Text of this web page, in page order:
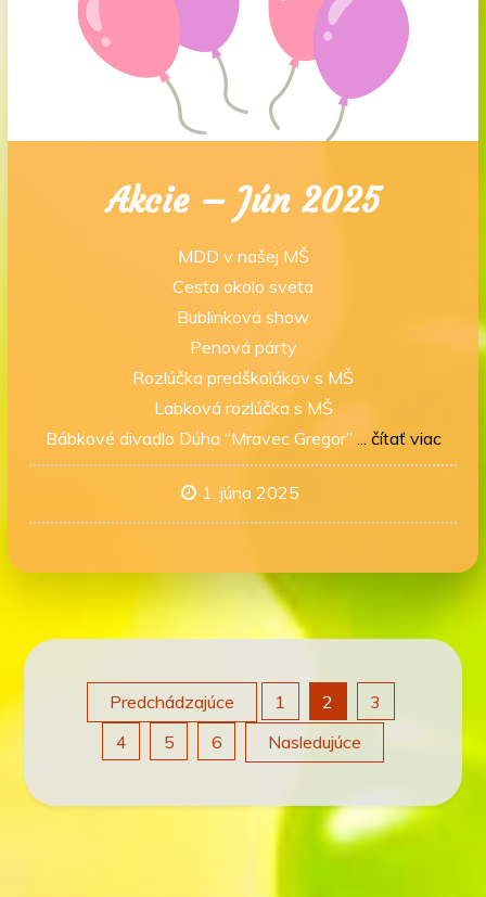
Akcie – Jún 2025
MDD v našej MŠ
Cesta okolo sveta
Bublinková show
Penová párty
Rozlúčka predškolákov s MŠ
Labková rozlúčka s MŠ
Bábkové divadlo Dúha “Mravec Gregor”
... čítať viac
1. júna 2025
Stránkovanie
príspevkov
Predchádzajúce 1 2
3
4
5 6 Nasledujúce